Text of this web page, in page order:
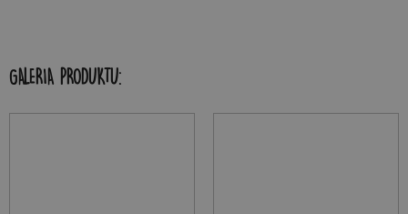
GALERIA PRODUKTU: